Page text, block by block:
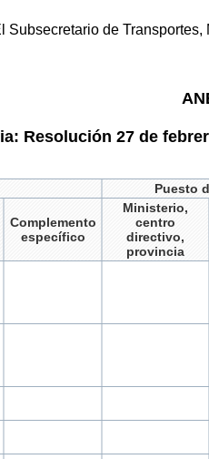
Subsecretario de
Resolución 27 de
Puesto
Complemento
específico
Ministerio,
centro
directivo,
provincia